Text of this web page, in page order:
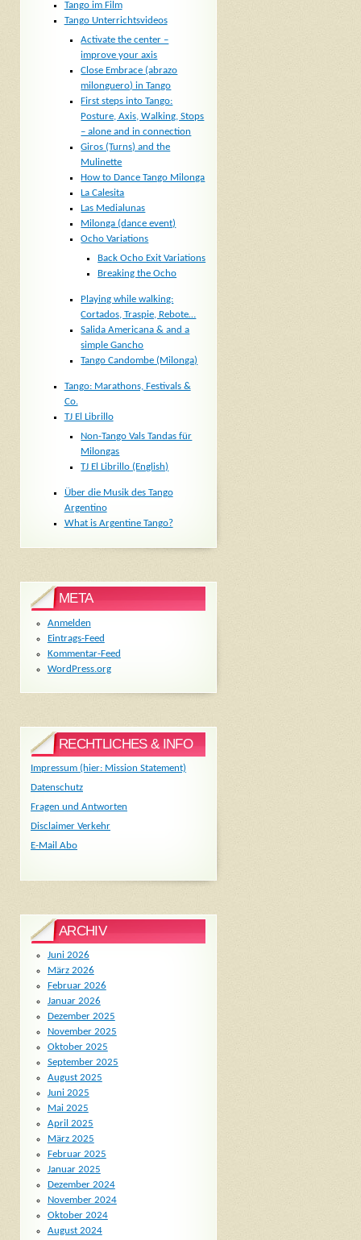
Tango im Film
Tango Unterrichtsvideos
Activate the center –
improve your axis
Close Embrace (abrazo
milonguero) in Tango
First steps into Tango:
Posture, Axis, Walking, Stops
– alone and in connection
Giros (Turns) and the
Mulinette
How to Dance Tango Milonga
La Calesita
Las Medialunas
Milonga (dance event)
Ocho Variations
Back Ocho Exit Variations
Breaking the Ocho
Playing while walking:
Cortados, Traspie, Rebote…
Salida Americana & and a
simple Gancho
Tango Candombe (Milonga)
Tango: Marathons, Festivals &
Co.
TJ El Librillo
Non-Tango Vals Tandas für
Milongas
TJ El Librillo (English)
Über die Musik des Tango
Argentino
What is Argentine Tango?
META
Anmelden
Eintrags-Feed
Kommentar-Feed
WordPress.org
RECHTLICHES & INFO
Impressum (hier: Mission Statement)
Datenschutz
Fragen und Antworten
Disclaimer Verkehr
E-Mail Abo
ARCHIV
Juni 2026
März 2026
Februar 2026
Januar 2026
Dezember 2025
November 2025
Oktober 2025
September 2025
August 2025
Juni 2025
Mai 2025
April 2025
März 2025
Februar 2025
Januar 2025
Dezember 2024
November 2024
Oktober 2024
August 2024